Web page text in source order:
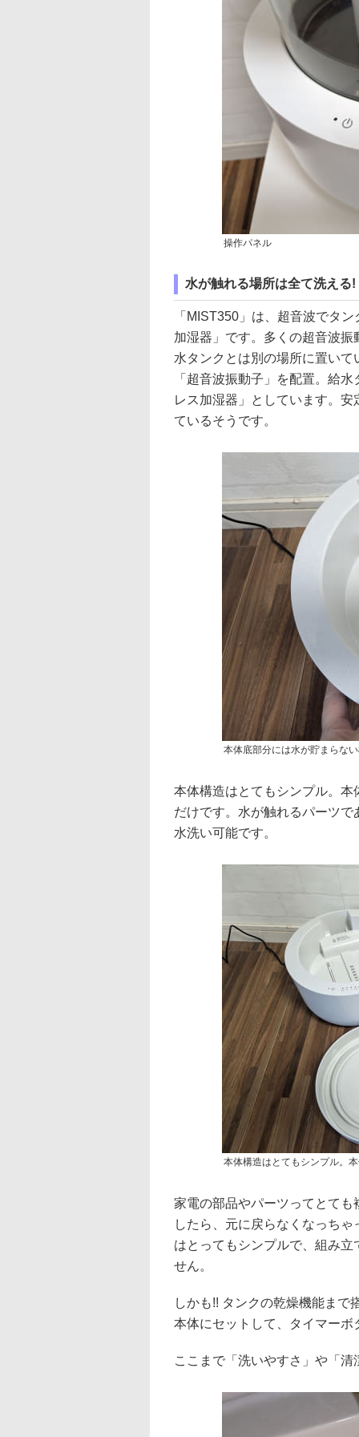
操作パネル
水が触れる場所は全て洗える!
「MIST350」は、超音波でタ
加湿器」です。多くの超音波
水タンクとは別の場所に置い
「超音波振動子」を配置。給
レス加湿器」としています。
ているそうです。
本体底部分には水が貯まらな
本体構造はとてもシンプル。
だけです。水が触れるパーツ
水洗い可能です。
本体構造はとてもシンプル。
家電の部品やパーツってとて
したら、元に戻らなくなっち
はとってもシンプルで、組み
せん。
しかも!! タンクの乾燥機能まで
本体にセットして、タイマー
ここまで「洗いやすさ」や「